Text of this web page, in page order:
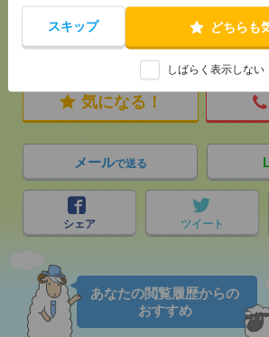
スキップ どちらも
しばらく表示しない
応募ページへ
気になる！
メールで送る
シェア ツイート
あなたの閲覧履歴からの
おすすめ